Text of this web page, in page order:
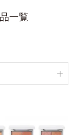
一覧